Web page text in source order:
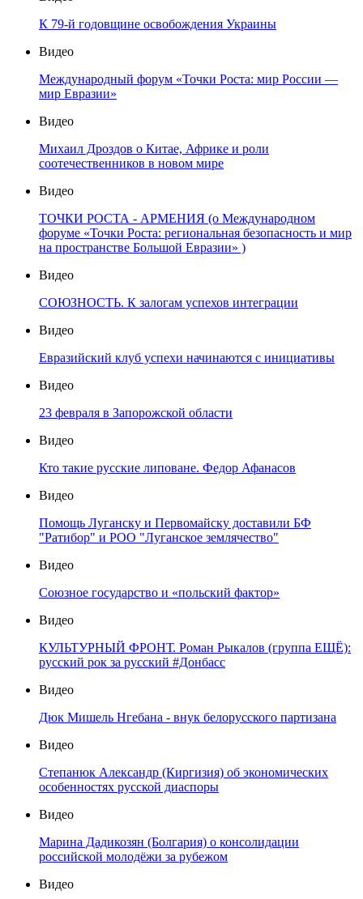
К 79-й годовщине освобождения Украины
Видео
Международный форум «Точки Роста: мир России —
мир Евразии»
Видео
Михаил Дроздов о Китае, Африке и роли
соотечественников в новом мире
Видео
ТОЧКИ РОСТА - АРМЕНИЯ (о Международном
форуме «Точки Роста: региональная безопасность и мир
на пространстве Большой Евразии» )
Видео
СОЮЗНОСТЬ. К залогам успехов интеграции
Видео
Евразийский клуб успехи начинаются с инициативы
Видео
23 февраля в Запорожской области
Видео
Кто такие русские липоване. Федор Афанасов
Видео
Помощь Луганску и Первомайску доставили БФ
"Ратибор" и РОО "Луганское землячество"
Видео
Союзное государство и «польский фактор»
Видео
КУЛЬТУРНЫЙ ФРОНТ. Роман Рыкалов (группа ЕЩЁ):
русский рок за русский #Донбасс
Видео
Дюк Мишель Нгебана - внук белорусского партизана
Видео
Степанюк Александр (Киргизия) об экономических
особенностях русской диаспоры
Видео
Марина Дадикозян (Болгария) о консолидации
российской молодёжи за рубежом
Видео